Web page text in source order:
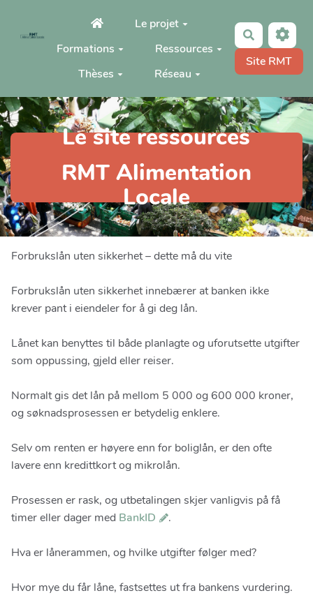
Aller au contenu principalLe projet
Formations
Ressources
Thèses
Réseau
Rechercher
Site RMT
Le site ressources
RMT Alimentation
Locale
Forbrukslån uten sikkerhet – dette må du vite
Forbrukslån uten sikkerhet innebærer at banken ikke
krever pant i eiendeler for å gi deg lån.
Lånet kan benyttes til både planlagte og uforutsette utgifter
som oppussing, gjeld eller reiser.
Normalt gis det lån på mellom 5 000 og 600 000 kroner,
og søknadsprosessen er betydelig enklere.
Selv om renten er høyere enn for boliglån, er den ofte
lavere enn kredittkort og mikrolån.
Prosessen er rask, og utbetalingen skjer vanligvis på få
timer eller dager med BankID .
Hva er lånerammen, og hvilke utgifter følger med?
Hvor mye du får låne, fastsettes ut fra bankens vurdering.